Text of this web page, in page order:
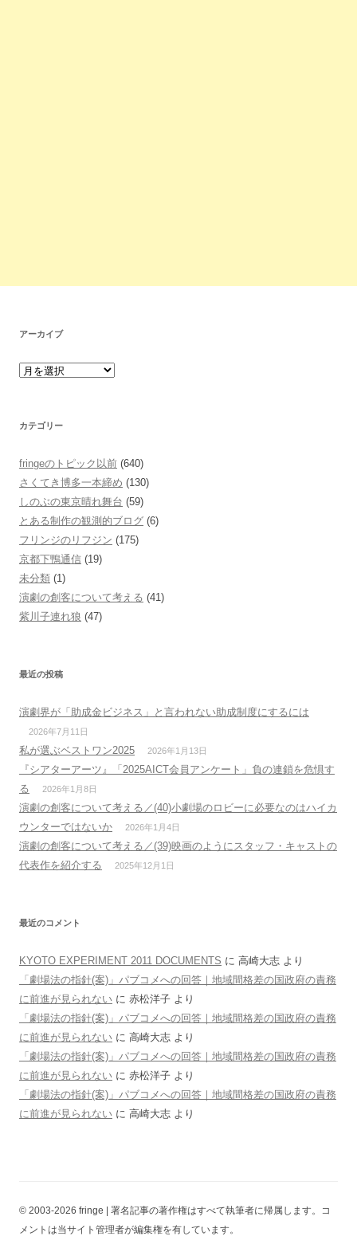
アーカイブ
カテゴリー
fringeのトピック以前 (640)
さくてき博多一本締め (130)
しのぶの東京晴れ舞台 (59)
とある制作の観測的ブログ (6)
フリンジのリフジン (175)
京都下鴨通信 (19)
未分類 (1)
演劇の創客について考える (41)
紫川子連れ狼 (47)
最近の投稿
演劇界が「助成金ビジネス」と言われない助成制度にするには
2026年7月11日
私が選ぶベストワン2025 2026年1月13日
『シアターアーツ』「2025AICT会員アンケート」負の連鎖を危惧す
る
2026年1月8日
演劇の創客について考える／(40)小劇場のロビーに必要なのはハイカ
ウンターではないか
2026年1月4日
演劇の創客について考える／(39)映画のようにスタッフ・キャストの
代表作を紹介する
2025年12月1日
最近のコメント
KYOTO EXPERIMENT 2011 DOCUMENTS に 高崎大志 より
「劇場法の指針(案)」パブコメへの回答｜地域間格差の国政府の責務
に前進が見られない に 赤松洋子 より
「劇場法の指針(案)」パブコメへの回答｜地域間格差の国政府の責務
に前進が見られない に 高崎大志 より
「劇場法の指針(案)」パブコメへの回答｜地域間格差の国政府の責務
に前進が見られない に 赤松洋子 より
「劇場法の指針(案)」パブコメへの回答｜地域間格差の国政府の責務
に前進が見られない に 高崎大志 より
© 2003-2026 fringe | 署名記事の著作権はすべて執筆者に帰属します。コ
メントは当サイト管理者が編集権を有しています。